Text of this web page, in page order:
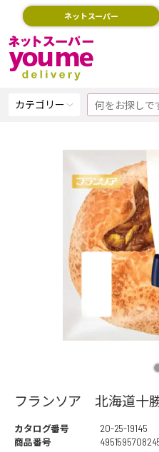
ネットスーパー
カテゴリー
フランソア 北海道十
カタログ番号
20-25-19145
商品番号